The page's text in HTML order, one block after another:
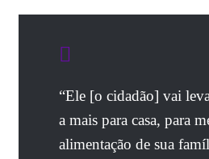
“Ele [o cidadão] vai
a mais para casa, para
alimentação de sua